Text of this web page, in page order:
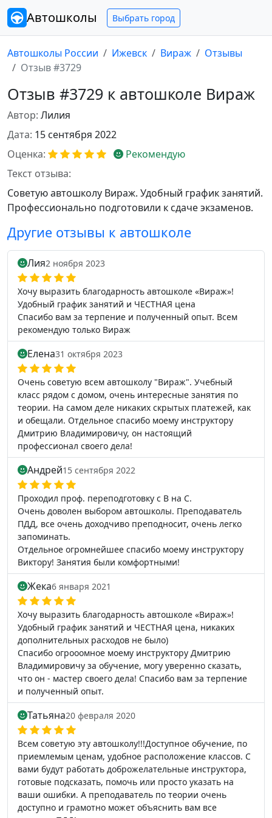
Автошколы Выбрать город
Автошколы России Ижевск Вираж
Отзывы
Отзыв #3729
Отзыв #3729 к автошколе Вираж
Автор: Лилия
Дата: 15 сентября 2022
Оценка:
Рекомендую
Текст отзыва:
Советую автошколу Вираж. Удобный график занятий.
Профессионально подготовили к сдаче экзаменов.
Другие отзывы к автошколе
Лия2 ноября 2023
Хочу выразить благодарность автошколе «Вираж»!
Удобный график занятий и ЧЕСТНАЯ цена
Спасибо вам за терпение и полученный опыт. Всем
рекомендую только Вираж
Елена31 октября 2023
Очень советую всем автошколу "Вираж". Учебный
класс рядом с домом, очень интересные занятия по
теории. На самом деле никаких скрытых платежей, как
и обещали. Отдельное спасибо моему инструктору
Дмитрию Владимировичу, он настоящий
профессионал своего дела!
Андрей15 сентября 2022
Проходил проф. переподготовку с В на С.
Очень доволен выбором автошколы. Преподаватель
ПДД, все очень доходчиво преподносит, очень легко
запоминать.
Отдельное огромнейшее спасибо моему инструктору
Виктору! Занятия были комфортными!
Жека6 января 2021
Хочу выразить благодарность автошколе «Вираж»!
Удобный график занятий и ЧЕСТНАЯ цена, никаких
дополнительных расходов не было)
Спасибо огрооомное моему инструктору Дмитрию
Владимировичу за обучение, могу уверенно сказать,
что он - мастер своего дела! Спасибо вам за терпение
и полученный опыт.
Татьяна20 февраля 2020
Всем советую эту автошколу!!!Доступное обучение, по
приемлемым ценам, удобное расположение классов. С
вами будут работать доброжелательные инструктора,
готовые подсказать, помочь или просто указать на
ваши ошибки. А преподаватель по теории очень
доступно и грамотно может объяснить вам все